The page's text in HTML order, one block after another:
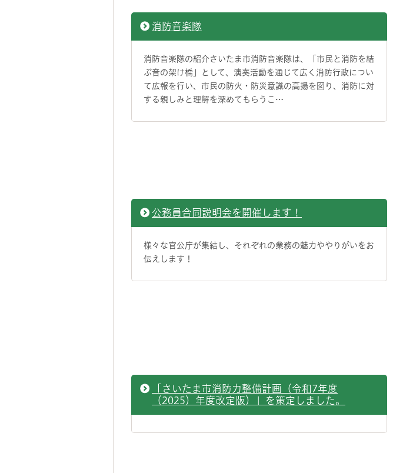
消防音楽隊
消防音楽隊の紹介さいたま市消防音楽隊は、「市民と消防を結
ぶ音の架け橋」として、演奏活動を通じて広く消防行政につい
て広報を行い、市民の防火・防災意識の高揚を図り、消防に対
する親しみと理解を深めてもらうこ…
公務員合同説明会を開催します！
様々な官公庁が集結し、それぞれの業務の魅力ややりがいをお
伝えします！
「さいたま市消防力整備計画（令和7年度
（2025）年度改定版）」を策定しました。